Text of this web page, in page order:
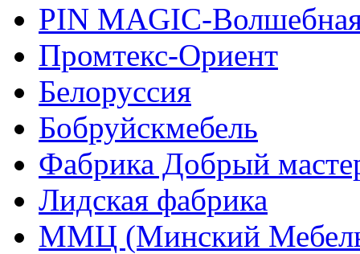
PIN MAGIС-
Промтекс-Ориент
Белоруссия
Бобруйскмебель
Фабрика Добрый
Лидская фабрика
ММЦ (Минский